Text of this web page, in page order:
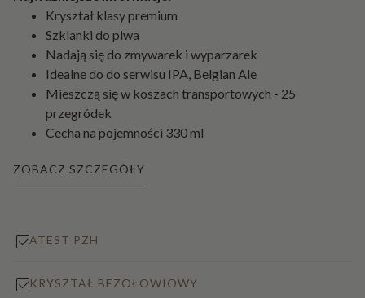
Kryształ klasy premium
Szklanki do piwa
Nadają się do zmywarek i wyparzarek
Idealne do do serwisu IPA, Belgian Ale
Mieszczą się w koszach transportowych - 25
przegródek
Cecha na pojemności 330 ml
ZOBACZ SZCZEGÓŁY
ATEST PZH
KRYSZTAŁ BEZOŁOWIOWY